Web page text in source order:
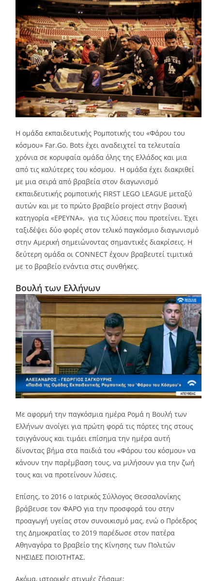
Η ομάδα εκπαιδευτικής Ρομποτικής του «Φάρου του
κόσμου» Far.Go. Bots έχει αναδειχτεί τα τελευταία
χρόνια σε κορυφαία ομάδα όλης της Ελλάδος και μια
από τις καλύτερες του κόσμου. Η ομάδα έχει διακριθεί
με μια σειρά από βραβεία στον διαγωνισμό
εκπαιδευτικής ρομποτικής FIRST LEGO LEAGUE μεταξύ
αυτών και με το πρώτο βραβείο project στην βασική
κατηγορία «ΕΡΕΥΝΑ», για τις λύσεις που προτείνει. Έχει
ταξιδέψει δύο φορές στον τελικό παγκόσμιο διαγωνισμό
στην Αμερική σημειώνοντας σημαντικές διακρίσεις. Η
δεύτερη ομάδα οι CONNECT έχουν βραβευτεί τιμιτικά
με το βραβείο ενάντια στις συνθήκες.
Βουλή των Ελλήνων
Με αφορμή την παγκόσμια ημέρα Ρομά η Βουλή των
Ελλήνων ανοίγει για πρώτη φορά τις πόρτες της στους
τσιγγάνους και τιμάει επίσημα την ημέρα αυτή
δίνοντας βήμα στα παιδιά του «Φάρου του κόσμου» να
κάνουν την παρέμβαση τους, να μιλήσουν για την ζωή
τους και να προτείνουν λύσεις.
Επίσης, το 2016 ο Ιατρικός Σύλλογος Θεσσαλονίκης
βράβευσε τον ΦΑΡΟ για την προσφορά του στην
προαγωγή υγείας στον συνοικισμό μας, ενώ ο Πρόεδρος
της Δημοκρατίας το 2019 παρέδωσε στον πατέρα
Αθηναγόρα το βραβείο της Κίνησης των Πολιτών
ΝΗΣΙΔΕΣ ΠΟΙΟΤΗΤΑΣ.
Ακόμα, ιστορικές στιγμές ζήσαμε: